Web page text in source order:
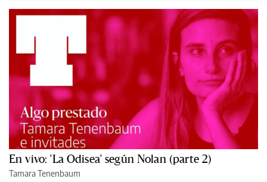
En vivo: 'La Odisea' según Nolan (parte 2)
Tamara Tenenbaum